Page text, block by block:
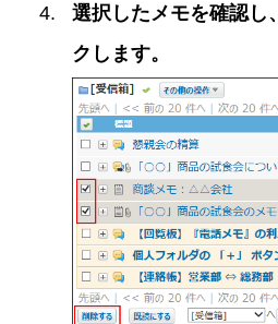
選択したメモを確認し、
クします。